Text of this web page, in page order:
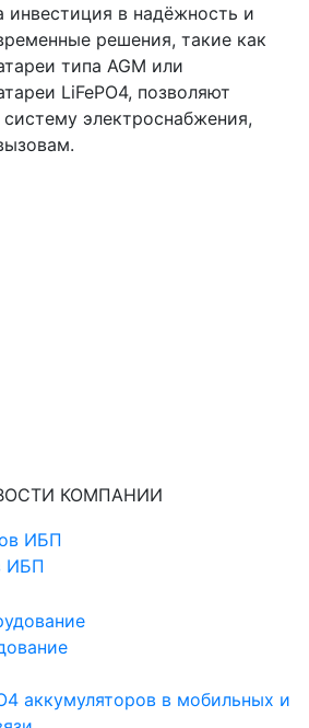
инвестиция в надёжность и
решения, такие как
типа AGM или
LiFePO4, позволяют
электроснабжения,
КОМПАНИИ
ИБП